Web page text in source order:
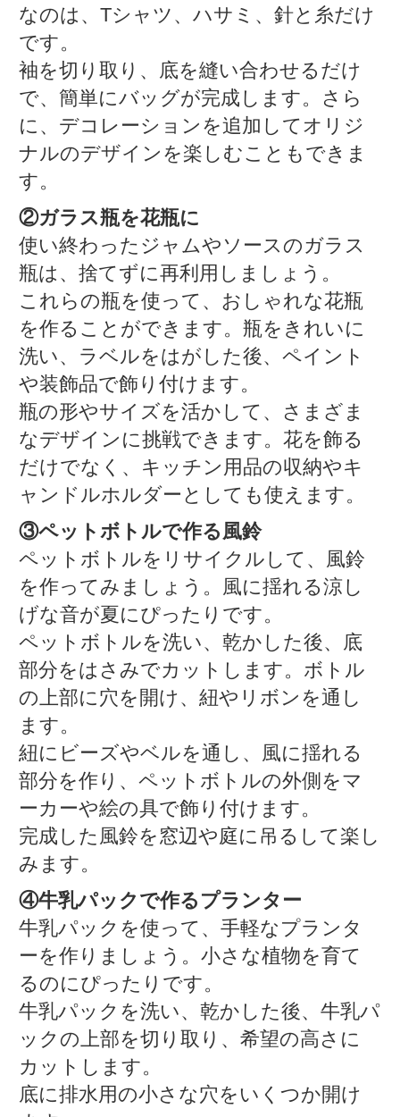
なのは、Tシャツ、ハサミ、針と糸だけ
です。
袖を切り取り、底を縫い合わせるだけ
で、簡単にバッグが完成します。さら
に、デコレーションを追加してオリジ
ナルのデザインを楽しむこともできま
す。
②ガラス瓶を花瓶に
使い終わったジャムやソースのガラス
瓶は、捨てずに再利用しましょう。
これらの瓶を使って、おしゃれな花瓶
を作ることができます。瓶をきれいに
洗い、ラベルをはがした後、ペイント
や装飾品で飾り付けます。
瓶の形やサイズを活かして、さまざま
なデザインに挑戦できます。花を飾る
だけでなく、キッチン用品の収納やキ
ャンドルホルダーとしても使えます。
③ペットボトルで作る風鈴
ペットボトルをリサイクルして、風鈴
を作ってみましょう。風に揺れる涼し
げな音が夏にぴったりです。
ペットボトルを洗い、乾かした後、底
部分をはさみでカットします。ボトル
の上部に穴を開け、紐やリボンを通し
ます。
紐にビーズやベルを通し、風に揺れる
部分を作り、ペットボトルの外側をマ
ーカーや絵の具で飾り付けます。
完成した風鈴を窓辺や庭に吊るして楽し
みます。
④牛乳パックで作るプランター
牛乳パックを使って、手軽なプランタ
ーを作りましょう。小さな植物を育て
るのにぴったりです。
牛乳パックを洗い、乾かした後、牛乳パ
ックの上部を切り取り、希望の高さに
カットします。
底に排水用の小さな穴をいくつか開け